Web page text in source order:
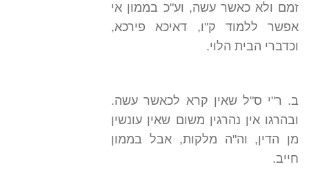
זמם ולא כאשר עשה, וע"כ בממון אי
אפשר ללמוד ק"ו, דאיכא פירכא,
וכדברי הבית הלוי.
ב. ר"י ס"ל שאין קרא לכאשר עשה.
ובהרגו אין נהרגין משום שאין עונשין
מן הדין, וה"ה מלקות, אבל בממון
חייב.